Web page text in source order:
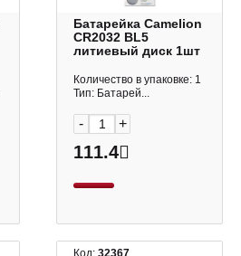
Батарейка Camelion
CR2032 BL5
литиевый диск 1шт
Количество в упаковке: 1
Тип: Батарей...
- +
111.4
Код:32367